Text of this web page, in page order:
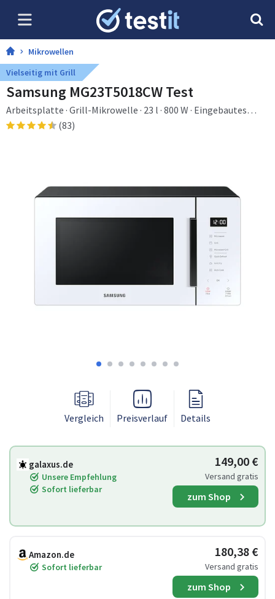
Mikrowellen
Vielseitig mit Grill
Samsung MG23T5018CW Test
Arbeitsplatte · Grill-Mikrowelle · 23 l · 800 W · Eingebautes
Display · LED (83)
Vergleich Preisverlauf Details
galaxus.de
Unsere Empfehlung
Sofort lieferbar
149,00 €
Versand gratis
zum Shop
Amazon.de
Sofort lieferbar
180,38 €
Versand gratis
zum Shop